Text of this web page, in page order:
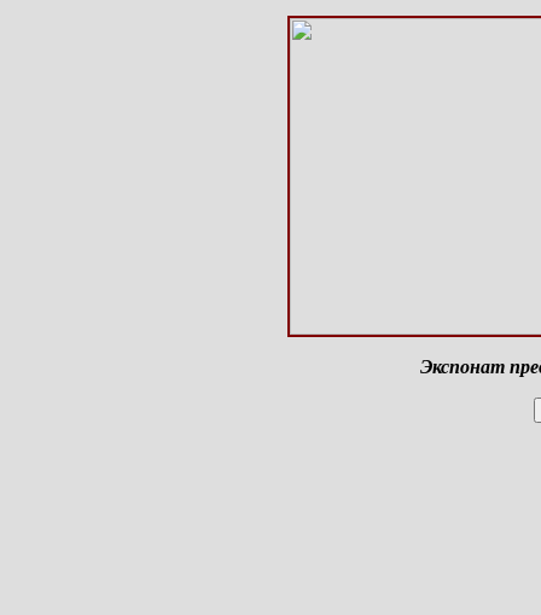
Экспонат